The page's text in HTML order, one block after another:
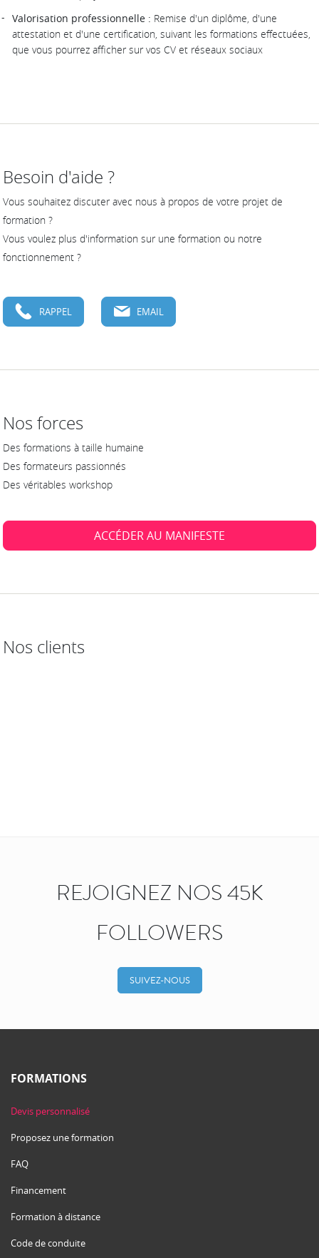
Valorisation professionnelle : Remise d'un diplôme, d'une
attestation et d'une certification, suivant les formations effectuées,
que vous pourrez afficher sur vos CV et réseaux sociaux
Besoin d'aide ?
Vous souhaitez discuter avec nous à propos de votre projet de
formation ?
Vous voulez plus d'information sur une formation ou notre
fonctionnement ?
RAPPEL EMAIL
Nos forces
Des formations à taille humaine
Des formateurs passionnés
Des véritables workshop
ACCÉDER AU MANIFESTE
Nos clients
REJOIGNEZ NOS 45K
FOLLOWERS
SUIVEZ-NOUS
FORMATIONS
Devis personnalisé
Proposez une formation
FAQ
Financement
Formation à distance
Code de conduite